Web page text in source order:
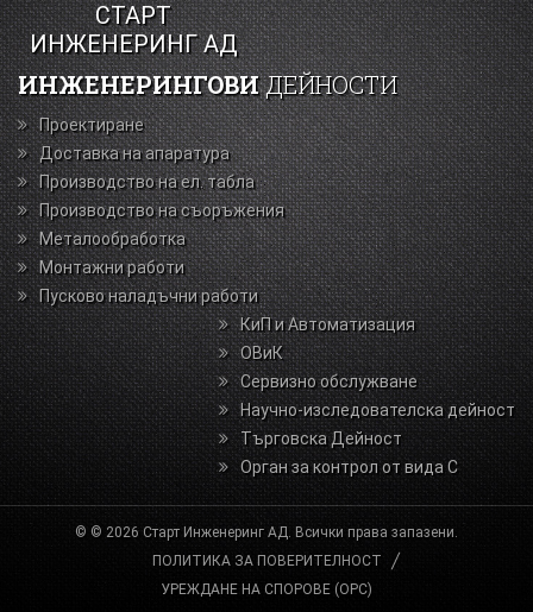
СТАРТ
ИНЖЕНЕРИНГ АД
ИНЖЕНЕРИНГОВИДЕЙНОСТИ
Проектиране
Доставка на апаратура
Производство на ел. табла
Производство на съоръжения
Металообработка
Монтажни работи
Пусково наладъчни работи
КиП и Автоматизация
ОВиК
Сервизно обслужване
Научно-изследователска дейност
Търговска Дейност
Орган за контрол от вида С
© © 2026 Старт Инженеринг АД. Всички права запазени.
ПОЛИТИКА ЗА ПОВЕРИТЕЛНОСТ
УРЕЖДАНЕ НА СПОРОВЕ (ОРС)